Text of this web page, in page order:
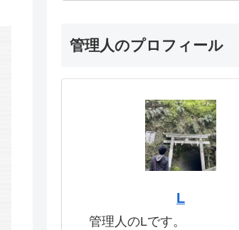
管理人のプロフィール
L
管理人のLです。